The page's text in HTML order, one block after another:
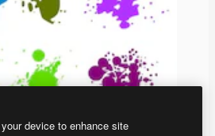
device to enhance site